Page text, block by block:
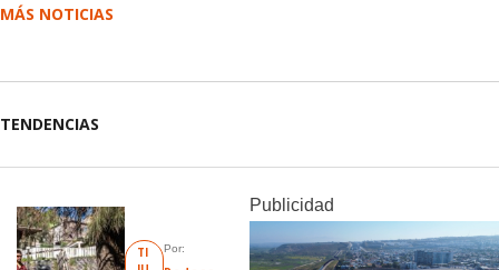
MÁS NOTICIAS
TENDENCIAS
TI
Por:
Publicidad